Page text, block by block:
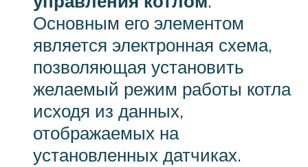
Основным его элементом
является электронная схема,
позволяющая установить
желаемый режим работы котла
исходя из данных,
отображаемых на
установленных датчиках.